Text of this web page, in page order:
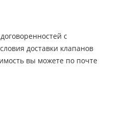
с
доставки клапанов
вы можете по почте